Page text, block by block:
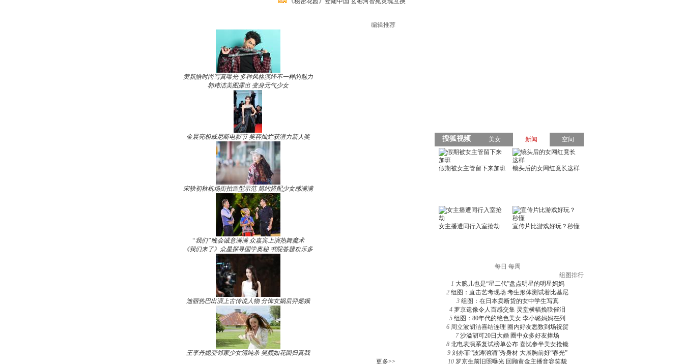
编辑推荐
黄新皓时尚写真曝光 多种风格演绎不一样的魅力
郭玮洁美图露出 变身元气少女
金晨亮相威尼斯电影节 笑容灿烂获潜力新人奖
宋轶初秋机场街拍造型示范 简约搭配少女感满满
“我们”晚会诚意满满 众嘉宾上演热舞魔术
《我们来了》众星探寻国学奥秘 书院答题欢乐多
迪丽热巴出演上古传说人物 分饰女娲后羿嫦娥
王李丹妮变邻家少女清纯杀 笑颜如花回归真我
更多>>
每日 每周
组图排行
1 大腕儿也是“星二代”盘点明星的明星妈妈
2 组图：直击艺考现场 考生形体测试着比基尼
3 组图：在日本卖断货的女中学生写真
4 罗京遗像令人百感交集 灵堂横幅挽联催泪
5 组图：80年代的绝色美女 李小璐妈妈在列
6 周立波胡洁喜结连理 圈内好友悉数到场祝贺
7 沙溢胡可20日大婚 圈中众多好友捧场
8 北电表演系复试榜单公布 喜忧参半美女抢镜
9 刘亦菲“波涛汹涌”秀身材 大展胸前好“春光”
10 罗京生前旧照曝光 回顾黄金主播音容笑貌